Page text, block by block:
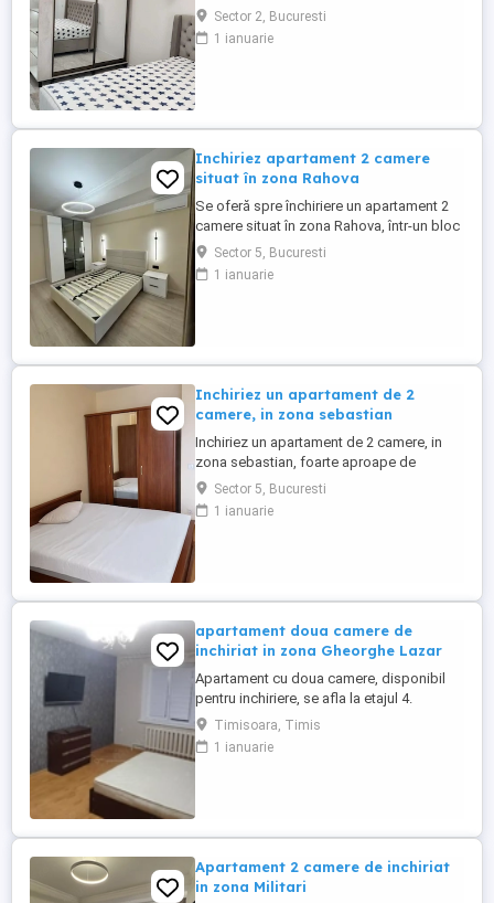
Carrefour Colentina și mijloace de
transport în comun. Locuința este
amplasată la etajul 2 din 4, are o suprafață
Sector 2, Bucuresti
1 ianuarie
Inchiriez apartament 2 camere
situat în zona Rahova
Se oferă spre închiriere un apartament 2
camere situat în zona Rahova, într-un bloc
modern. Proprietatea se remarcă prin
finisaje moderne, compartimentare
eficientă, luminozitate, fiind ideală pentru
Sector 5, Bucuresti
1 ianuarie
Inchiriez un apartament de 2
camere, in zona sebastian
Inchiriez un apartament de 2 camere, in
zona sebastian, foarte aproape de
mijloacele de transport si magazinele din
zona, este situat la etajul 3, si dispunde
50mp, ma puteti suna pentru mai multe
Sector 5, Bucuresti
1 ianuarie
apartament doua camere de
inchiriat in zona Gheorghe Lazar
Apartament cu doua camere, disponibil
pentru inchiriere, se afla la etajul 4.
Mijloace de transport in comun: 5 minute
Apartamentul este situat in bloc nou si
totul este nou mobilat si uitlat Suprafata
Timisoara, Timis
1 ianuarie
Apartament 2 camere de inchiriat
in zona Militari